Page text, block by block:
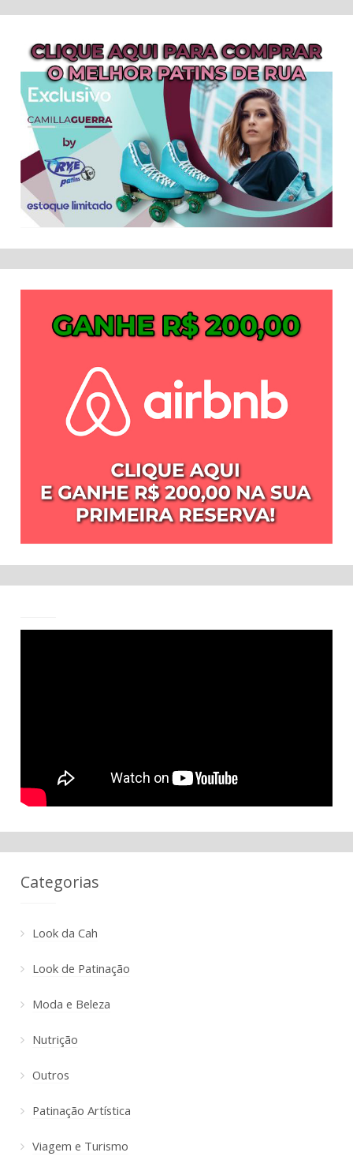
Categorias
Look da Cah
Look de Patinação
Moda e Beleza
Nutrição
Outros
Patinação Artística
Viagem e Turismo